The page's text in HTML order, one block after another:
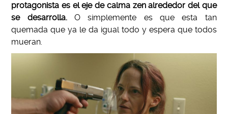
protagonista es el eje de calma zen alrededor del que
se desarrolla.O simplemente es que esta tan
quemada que ya le da igual todo y espera que todos
mueran.